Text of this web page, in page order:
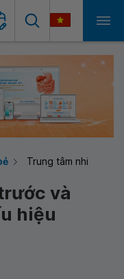
Trung tâm nhi
và
hiệu